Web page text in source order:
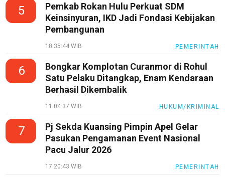
5
Pemkab Rokan Hulu Perkuat SDM
Keinsinyuran, IKD Jadi Fondasi Kebijakan
Pembangunan
18:35:44 WIB PEMERINTAH
6
Bongkar Komplotan Curanmor di Rohul
Satu Pelaku Ditangkap, Enam Kendaraan
Berhasil Dikembalik
11:04:37 WIB HUKUM/KRIMINAL
7
Pj Sekda Kuansing Pimpin Apel Gelar
Pasukan Pengamanan Event Nasional
Pacu Jalur 2026
17:20:43 WIB PEMERINTAH